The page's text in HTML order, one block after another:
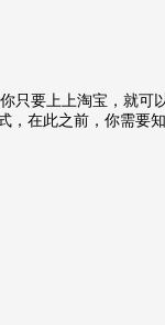
只要上上淘宝，就可
在此之前，你需要